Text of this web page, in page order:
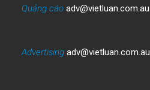
Quảng cáo adv@vietluan.com.au
Advertising adv@vietluan.com.au